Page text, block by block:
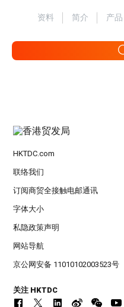
资料 简介 产
HKTDC.com
联络我们
订阅商贸全接触电邮通讯
字体大小
私隐政策声明
网站导航
京公网安备 11010102003523号
关注 HKTDC